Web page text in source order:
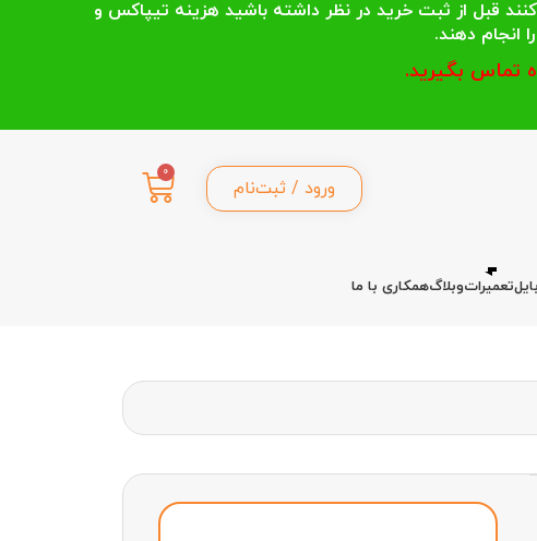
ورود / ثبت‌نام
0
تعمیراتوبلاگهمکاری با ما
یا پست انتخاب می کنند قبل از ثبت خرید در نظر داشته باشید هزینه تیپاکس و
تماس بگیرید.